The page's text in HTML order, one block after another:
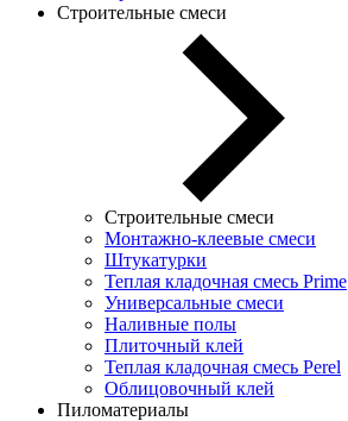
Строительные смеси
Строительные смеси
Монтажно-клеевые смеси
Штукатурки
Теплая кладочная смесь Prime
Универсальные смеси
Наливные полы
Плиточный клей
Теплая кладочная смесь Perel
Облицовочный клей
Пиломатериалы